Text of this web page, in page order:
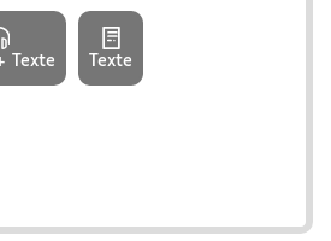
Texte Texte